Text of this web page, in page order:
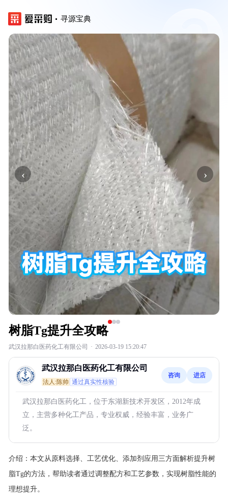
寻源宝典
‹ ›
树脂Tg提升全攻略
武汉拉那白医药化工有限公司 · 2026-03-19 15:20:47
武汉拉那白医药化工有限公司
法人:陈帅 通过真实性核验
咨询 进店
武汉拉那白医药化工，位于东湖新技术开发区，2012年成
立，主营多种化工产品，专业权威，经验丰富，业务广
泛。
介绍： 本文从原料选择、工艺优化、添加剂应用三方面解析提升树
脂Tg的方法，帮助读者通过调整配方和工艺参数，实现树脂性能的
理想提升。